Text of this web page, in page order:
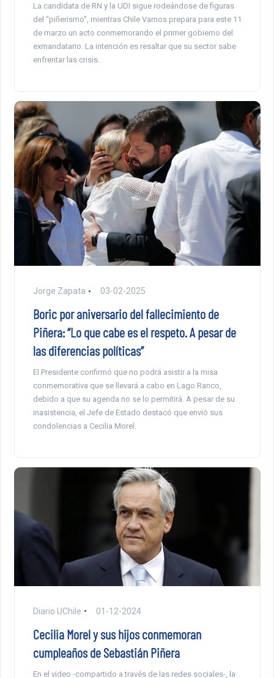
La candidata de RN y la UDI sigue rodeándose de figuras
del “piñerismo”, mientras Chile Vamos prepara para este 11
de marzo un acto conmemorando el primer gobierno del
exmandatario. La intención es resaltar que su sector sabe
enfrentar las crisis.
Jorge Zapata 03-02-2025
Boric por aniversario del fallecimiento de
Piñera: “Lo que cabe es el respeto. A pesar de
las diferencias políticas”
El Presidente confirmó que no podrá asistir a la misa
conmemorativa que se llevará a cabo en Lago Ranco,
debido a que su agenda no se lo permitirá. A pesar de su
inasistencia, el Jefe de Estado destacó que envió sus
condolencias a Cecilia Morel.
Diario UChile 01-12-2024
Cecilia Morel y sus hijos conmemoran
cumpleaños de Sebastián Piñera
En el video -compartido a través de las redes sociales-, la